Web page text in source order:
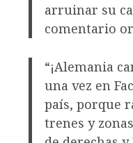
arruinar su
comentario
“¡Alemania
una vez en
país, porque
trenes y